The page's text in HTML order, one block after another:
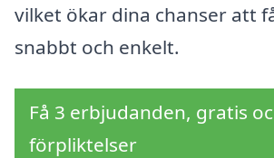
vilket ökar dina chanser att
snabbt och enkelt.
Få 3 erbjudanden, gratis
förpliktelser